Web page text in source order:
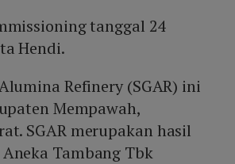
tanggal 24
Hendi.
Refinery (SGAR) ini
Mempawah,
SGAR merupakan hasil
Tambang Tbk